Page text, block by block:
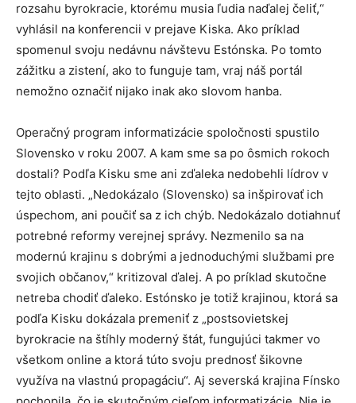
rozsahu byrokracie, ktorému musia ľudia naďalej čeliť,“
vyhlásil na konferencii v prejave Kiska. Ako príklad
spomenul svoju nedávnu návštevu Estónska. Po tomto
zážitku a zistení, ako to funguje tam, vraj náš portál
nemožno označiť nijako inak ako slovom hanba.
Operačný program informatizácie spoločnosti spustilo
Slovensko v roku 2007. A kam sme sa po ôsmich rokoch
dostali? Podľa Kisku sme ani zďaleka nedobehli lídrov v
tejto oblasti. „Nedokázalo (Slovensko) sa inšpirovať ich
úspechom, ani poučiť sa z ich chýb. Nedokázalo dotiahnuť
potrebné reformy verejnej správy. Nezmenilo sa na
modernú krajinu s dobrými a jednoduchými službami pre
svojich občanov,“ kritizoval ďalej. A po príklad skutočne
netreba chodiť ďaleko. Estónsko je totiž krajinou, ktorá sa
podľa Kisku dokázala premeniť z „postsovietskej
byrokracie na štíhly moderný štát, fungujúci takmer vo
všetkom online a ktorá túto svoju prednosť šikovne
využíva na vlastnú propagáciu“. Aj severská krajina Fínsko